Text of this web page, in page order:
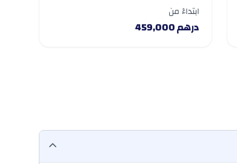
ابتداءً من
درهم459,000